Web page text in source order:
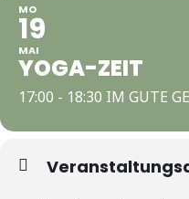
MO
19
MAI
YOGA-ZEIT
17:00 - 18:30 IM GUTE